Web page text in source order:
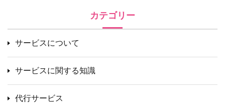
カテゴリー
サービスについて
サービスに関する知識
代行サービス